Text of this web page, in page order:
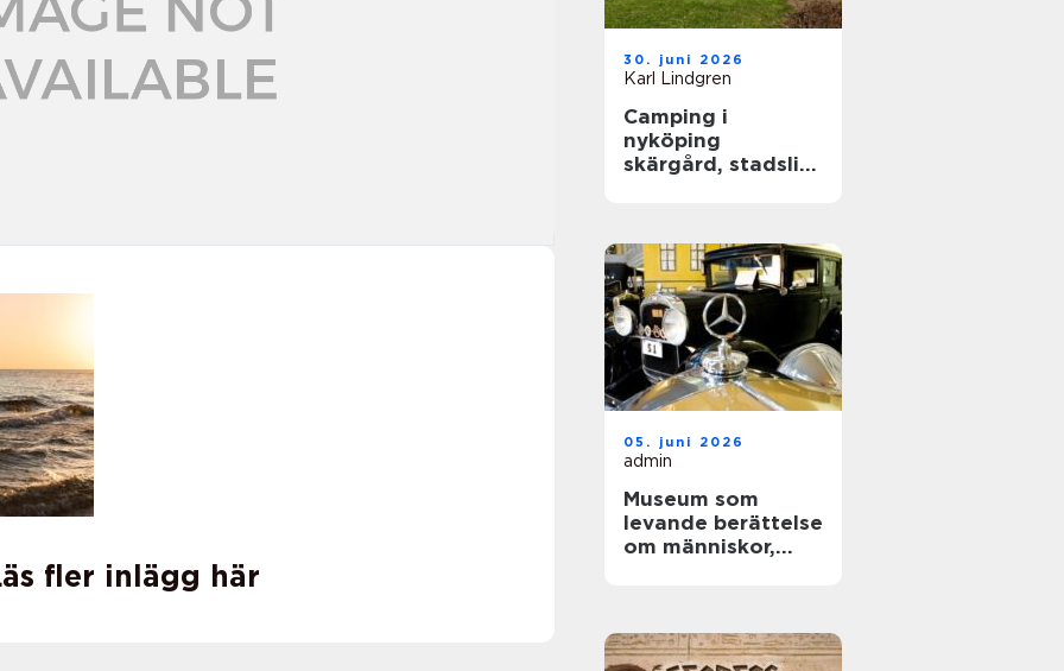
fler inlägg här
30. juni 2026
Karl Lindgren
Camping i
nyköping
skärgård, stadsliv
05. juni 2026
admin
Museum som
levande berättelse
om människor,